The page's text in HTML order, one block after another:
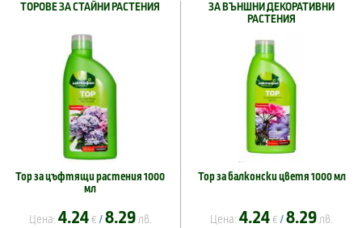
ТОРОВЕ ЗА СТАЙНИ РАСТЕНИЯ
Тор за цъфтящи растения 1000
мл
Цена: 4.24 € / 8.29 лв.
ЗА ВЪНШНИ ДЕКОРАТИВНИ
РАСТЕНИЯ
Тор за балконски цветя 1000 мл
Цена: 4.24 € / 8.29 лв.